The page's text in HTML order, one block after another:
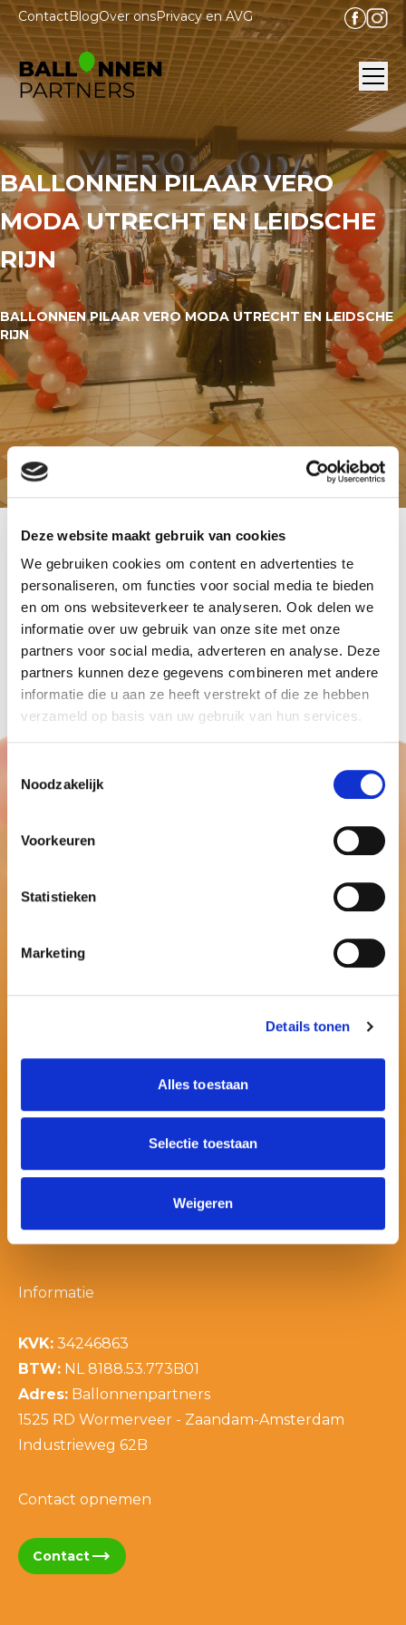
Deze website maakt gebruik van cookies
We gebruiken cookies om content en advertenties te
personaliseren, om functies voor social media te bieden
en om ons websiteverkeer te analyseren. Ook delen we
informatie over uw gebruik van onze site met onze
partners voor social media, adverteren en analyse. Deze
partners kunnen deze gegevens combineren met andere
informatie die u aan ze heeft verstrekt of die ze hebben
verzameld op basis van uw gebruik van hun services.
Noodzakelijk
Voorkeuren
Statistieken
Marketing
Details tonen
Alles toestaan
Selectie toestaan
Weigeren
ContactBlogOver onsPrivacy en AVG
BALLONNEN PILAAR VERO
MODA UTRECHT EN LEIDSCHE
RIJN
BALLONNEN PILAAR VERO MODA UTRECHT EN LEIDSCHE
RIJN
Bij diverse filialen van Vero Moda 2 ballonnen
pilaren geleverd.
Onder andere in Utrecht en Leidsche Rijn.
De kleuren van de ballon pilaren waren rood met
wit.
Contactinformatie
Informatie
KVK: 34246863
BTW: NL 8188.53.773B01
Adres: Ballonnenpartners
1525 RD Wormerveer - Zaandam-Amsterdam
Industrieweg 62B
Contact opnemen
Contacttrending_flat